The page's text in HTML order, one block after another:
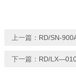
上一篇： RD/SN-
下一篇： RD/